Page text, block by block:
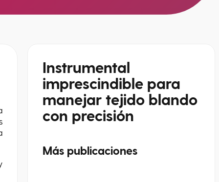
Instrumental
imprescindible para
manejar tejido blando
con precisión
Más publicaciones